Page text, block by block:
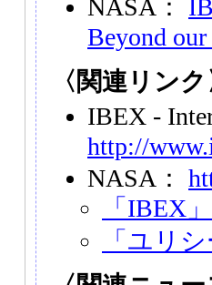
NASA：
Beyond our
〈関連リンク
IBEX -
http://
NASA：
「IBEX
「ユリ